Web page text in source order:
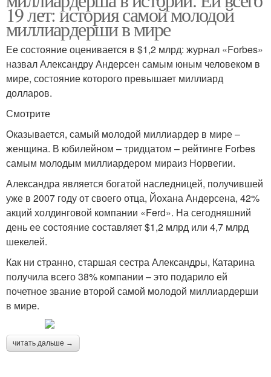
19 лет: история самой молодой
миллиардерши в мире
Ее состояние оценивается в $1,2 млрд: журнал «Forbes»
назвал Александру Андерсен самым юным человеком в
мире, состояние которого превышает миллиард
долларов.
Смотрите
Оказывается, самый молодой миллиардер в мире –
женщина. В юбилейном – тридцатом – рейтинге Forbes
самым молодым миллиардером мираиз Норвегии.
Александра является богатой наследницей, получившей
уже в 2007 году от своего отца, Йохана Андерсена, 42%
акций холдинговой компании «Ferd». На сегодняшний
день ее состояние составляет $1,2 млрд или 4,7 млрд
шекелей.
Как ни странно, старшая сестра Александры, Катарина
получила всего 38% компании – это подарило ей
почетное звание второй самой молодой миллиардерши
в мире.
читать дальше →